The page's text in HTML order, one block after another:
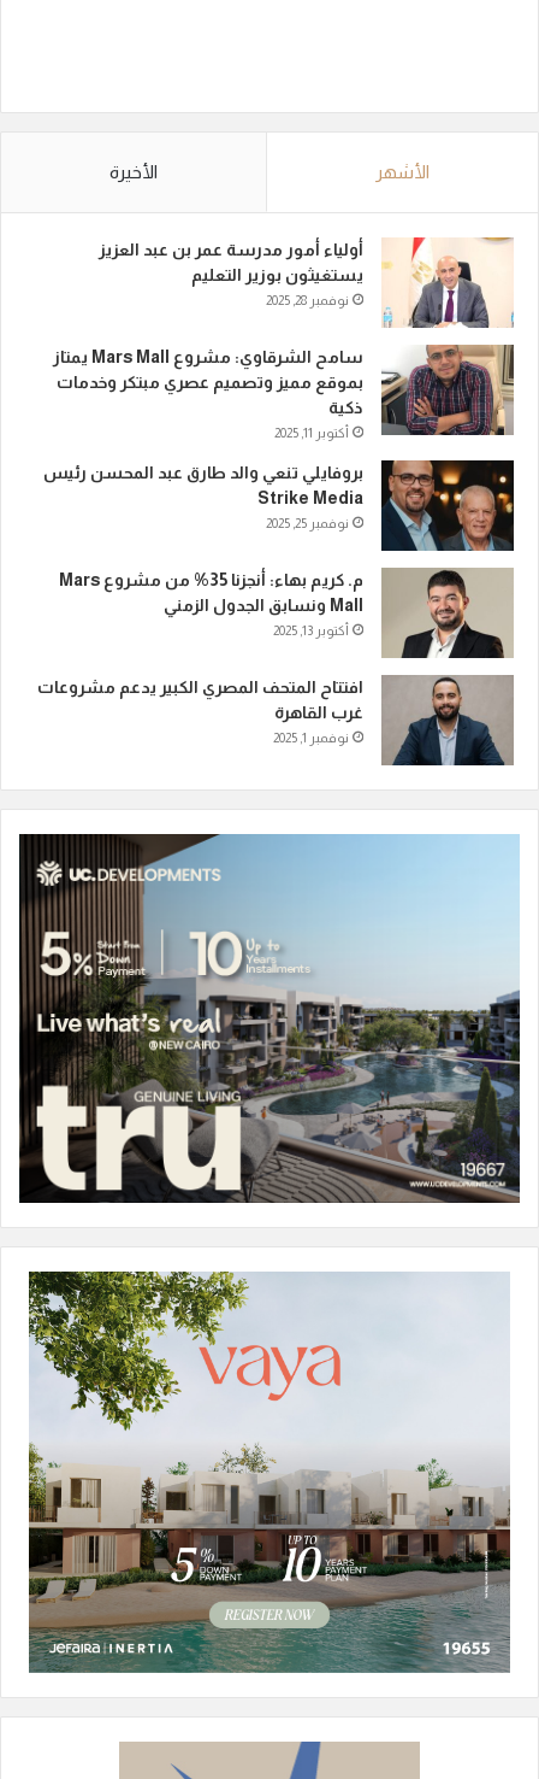
الأشهر الأخيرة
أولياء أمور مدرسة عمر بن عبد العزيز
يستغيثون بوزير التعليم
نوفمبر 28, 2025
سامح الشرقاوي: مشروع Mars Mall يمتاز
بموقع مميز وتصميم عصري مبتكر وخدمات
ذكية
أكتوبر 11, 2025
بروفايلي تنعي والد طارق عبد المحسن رئيس
Strike Media
نوفمبر 25, 2025
م. كريم بهاء: أنجزنا 35% من مشروع Mars
Mall ونسابق الجدول الزمني
أكتوبر 13, 2025
افتتاح المتحف المصري الكبير يدعم مشروعات
غرب القاهرة
نوفمبر 1, 2025